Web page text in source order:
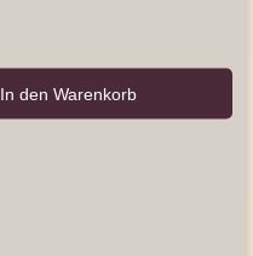
In den Warenkorb